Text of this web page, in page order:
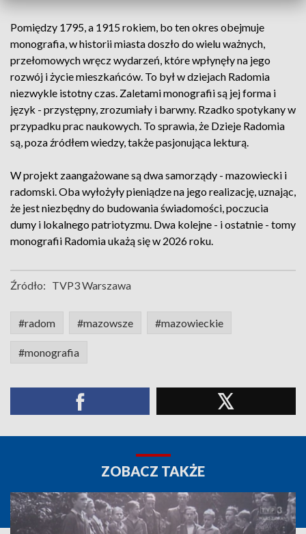
Pomiędzy 1795, a 1915 rokiem, bo ten okres obejmuje
monografia, w historii miasta doszło do wielu ważnych,
przełomowych wręcz wydarzeń, które wpłynęły na jego
rozwój i życie mieszkańców. To był w dziejach Radomia
niezwykle istotny czas. Zaletami monografii są jej forma i
język - przystępny, zrozumiały i barwny. Rzadko spotykany w
przypadku prac naukowych. To sprawia, że Dzieje Radomia
są, poza źródłem wiedzy, także pasjonująca lekturą.
W projekt zaangażowane są dwa samorządy - mazowiecki i
radomski. Oba wyłożyły pieniądze na jego realizację, uznając,
że jest niezbędny do budowania świadomości, poczucia
dumy i lokalnego patriotyzmu. Dwa kolejne - i ostatnie - tomy
monografii Radomia ukażą się w 2026 roku.
Źródło: TVP3 Warszawa
#radom #mazowsze #mazowieckie
#monografia
ZOBACZ TAKŻE